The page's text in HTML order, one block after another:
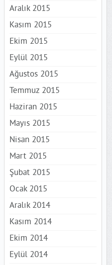
Aralık 2015
Kasım 2015
Ekim 2015
Eylül 2015
Ağustos 2015
Temmuz 2015
Haziran 2015
Mayıs 2015
Nisan 2015
Mart 2015
Şubat 2015
Ocak 2015
Aralık 2014
Kasım 2014
Ekim 2014
Eylül 2014